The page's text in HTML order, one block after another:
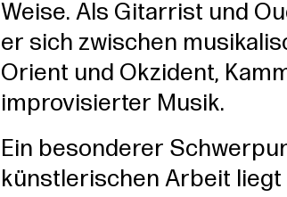
Weise. Als Gitarrist und
er sich zwischen
Orient und Okzident,
improvisierter Musik.
Ein besonderer
künstlerischen Arbeit liegt